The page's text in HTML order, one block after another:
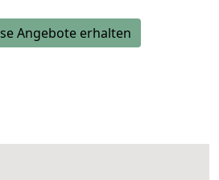
Angebote erhalten